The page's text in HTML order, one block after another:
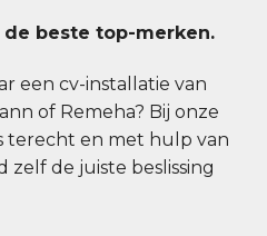
beste top-merken.
een cv-installatie van
of Remeha? Bij onze
terecht en met hulp van
de juiste beslissing